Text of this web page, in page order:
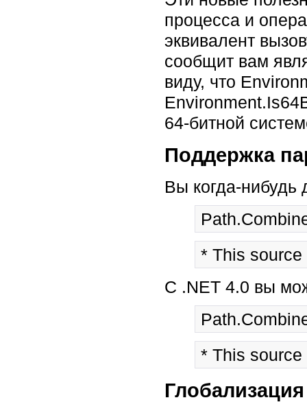
процесса и
эквивалент
сообщит вам
виду, что
64-битной
Поддержка
Вы когда-
* This
С .NET 4.0 вы
* This